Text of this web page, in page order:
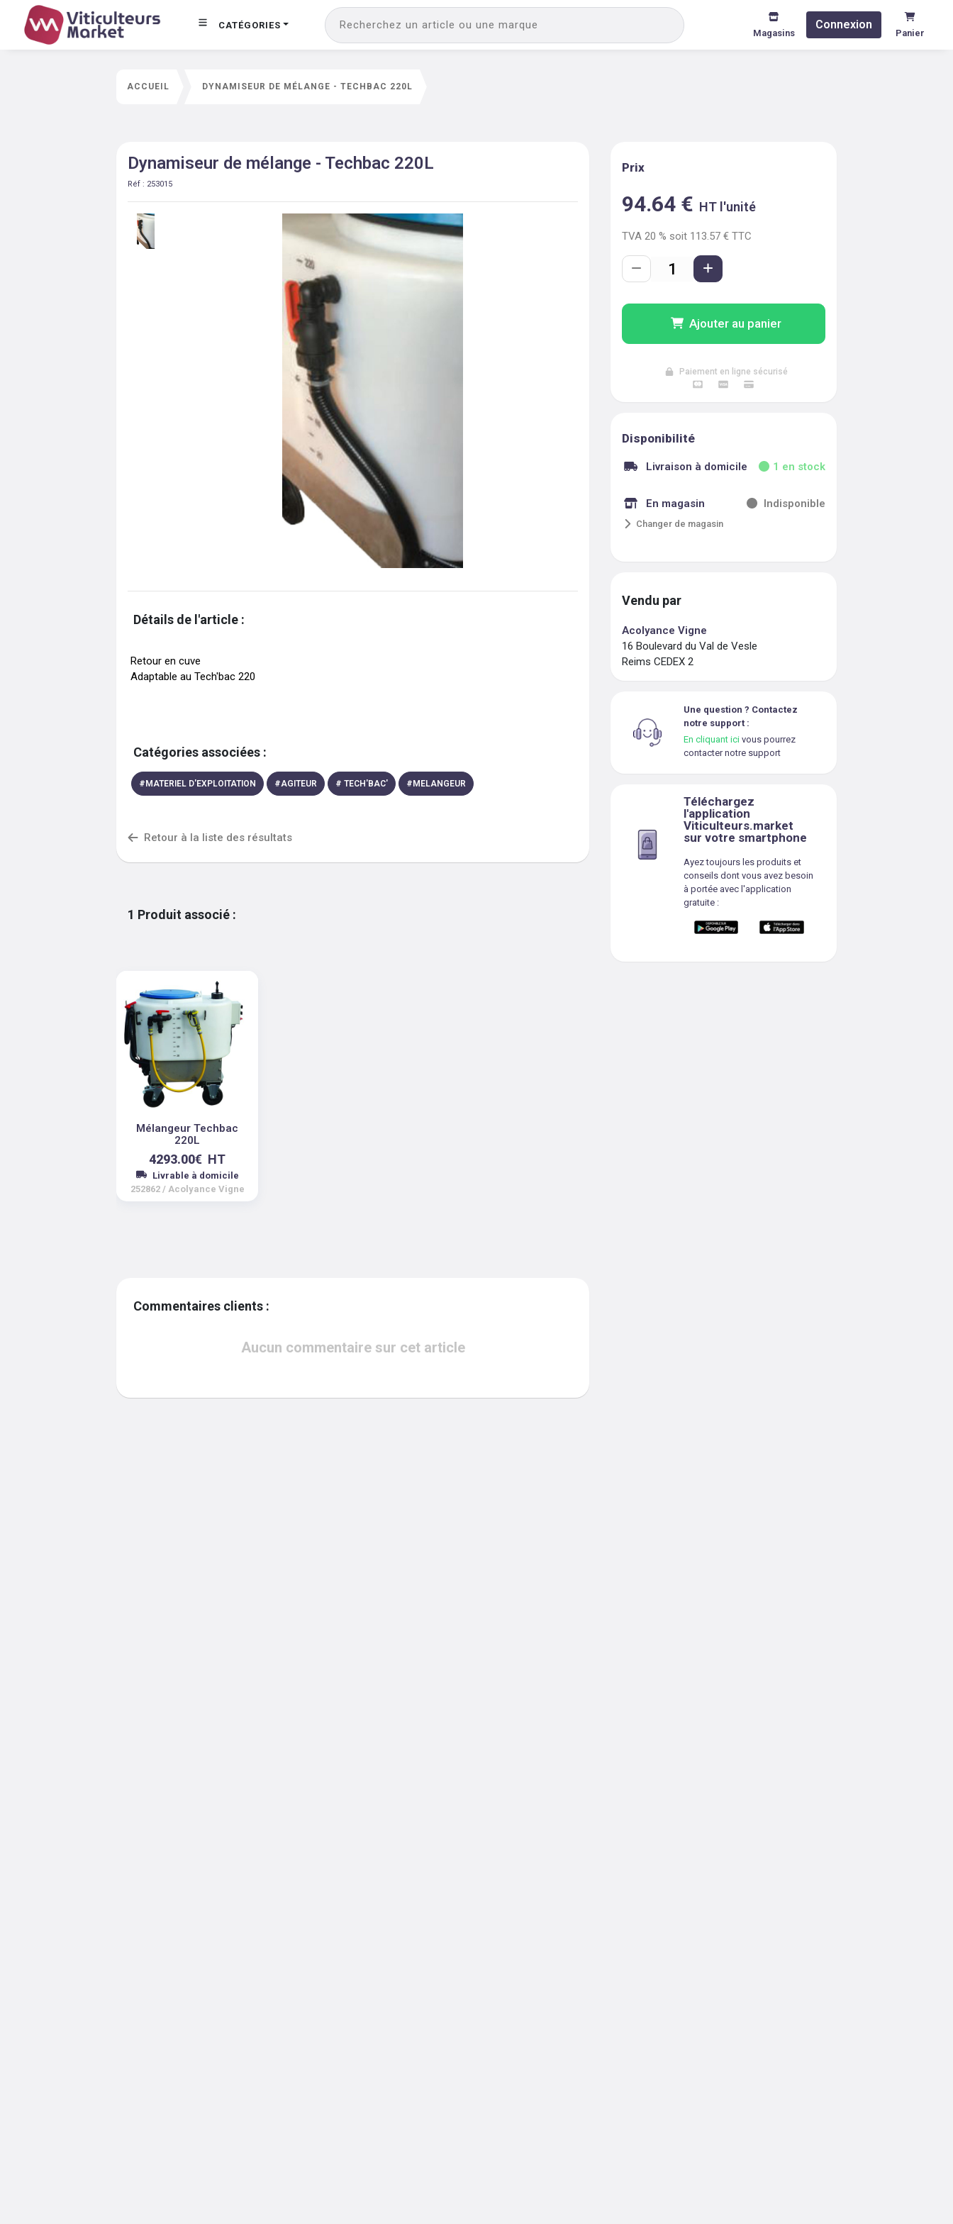
CATÉGORIES
Magasins
Connexion
Panier
ACCUEIL DYNAMISEUR DE MÉLANGE - TECHBAC 220L
Dynamiseur de mélange - Techbac 220L
Réf : 253015
Détails de l'article :
Retour en cuve
Catégories associées :
# MATERIEL D'EXPLOITATION #AGITEUR # TECH'BAC' # MELANGEUR
Retour à la liste des résultats
1 Produit associé :
Mélangeur Techbac
220L
4293.00€ HT
Livrable à domicile
252862 / Acolyance Vigne
Commentaires clients :
Aucun commentaire sur cet article
Prix
94.64 € HT l'unité
TVA20 % soit 113.57 € TTC
Ajouter au panier
Paiement en ligne sécurisé
Disponibilité
Livraison à domicile 1 en stock
En magasin Indisponible
Changer de magasin
Vendu par
Acolyance Vigne
16 Boulevard du Val de Vesle
Reims CEDEX 2
Une question ? Contactez
notre support :
En cliquant ici vous pourrez
contacter notre support
Téléchargez
l'application
Viticulteurs.market
sur votre smartphone
Ayez toujours les produits et
conseils dont vous avez besoin
à portée avec l'application
gratuite :